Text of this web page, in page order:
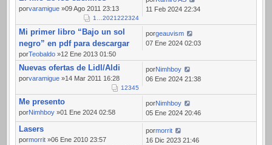
porvaramigue »09 Ago 2011 23:13
1 2021222324
11 Feb 2024 22:34
Mi primer libro “Bajo un sol
negro” en pdf para descargar
porTeobaldo »12 Ene 2013 01:50
porgeauvism
07 Ene 2024 02:03
Nuevas ofertas de Lidl/Aldi
porvaramigue »14 Mar 2011 16:28
12345
porNimhboy
06 Ene 2024 21:38
Me presento
porNimhboy »01 Ene 2024 02:58
porNimhboy
05 Ene 2024 20:46
Lasers
pormorrit »06 Ene 2010 23:57
pormorrit
16 Dic 2023 21:46